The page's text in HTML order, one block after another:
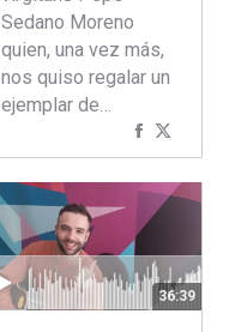
Sedano Moreno
quien, una vez más,
nos quiso regalar un
ejemplar de…
Compartir
concon
36:39